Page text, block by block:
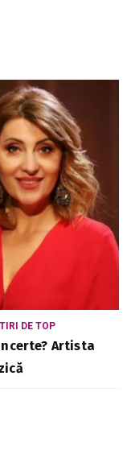
DE TOP
Artista